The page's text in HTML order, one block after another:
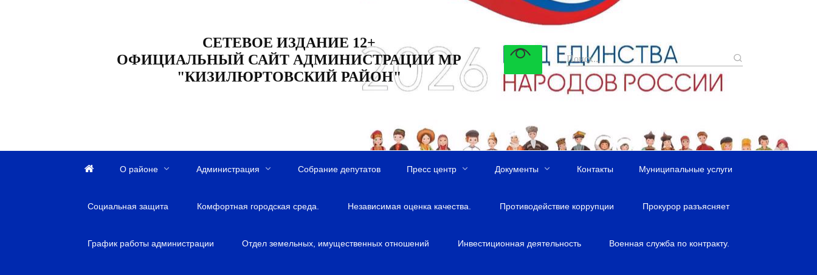
СЕТЕВОЕ ИЗДАНИЕ 12+
ОФИЦИАЛЬНЫЙ САЙТ АДМИНИСТРАЦИИ МР
"КИЗИЛЮРТОВСКИЙ РАЙОН"
а
н
О районе Администрация Собрание депутатов Пресс центр Документы Контакты Муниципальные услуги
Социальная защита Комфортная городская среда. Независимая оценка качества. Противодействие коррупции Прокурор разъясняет
График работы администрации Отдел земельных, имущественных отношений Инвестиционная деятельность Военная служба по контракту.